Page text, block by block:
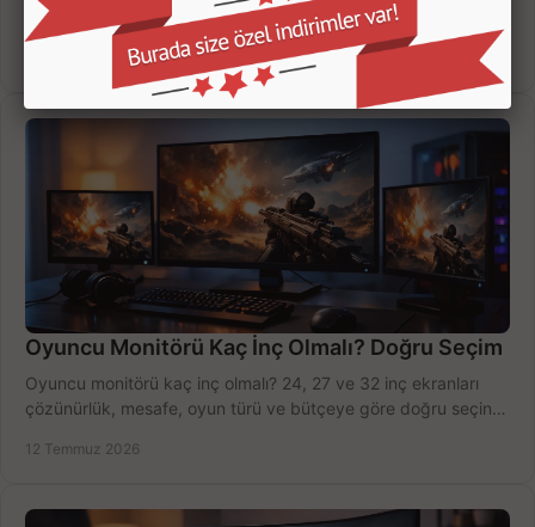
ayrımıyla daha az yanlış uyarı sunar. Ev ve iş yeriniz için doğru
modeli, fiyatı karşılaştırın.
14 Temmuz 2026
Oyuncu Monitörü Kaç İnç Olmalı? Doğru Seçim
Oyuncu monitörü kaç inç olmalı? 24, 27 ve 32 inç ekranları
çözünürlük, mesafe, oyun türü ve bütçeye göre doğru seçin,
12 Temmuz 2026